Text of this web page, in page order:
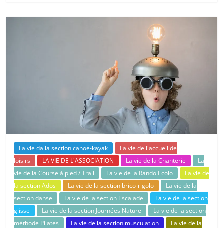
La vie da la section canoë-kayak
La vie de l'accueil de
loisirs
LA VIE DE L'ASSOCIATION La vie de la Chanterie
La
vie de la Course à pied / Trail
La vie de la Rando Ecolo
La vie de
la section Ados
La vie de la section brico-rigolo
La vie de la
section danse
La vie de la section Escalade
La vie de la section
glisse
La vie de la section Journées Nature
La vie de la section
méthode Pilates
La vie de la section musculation
La vie de la